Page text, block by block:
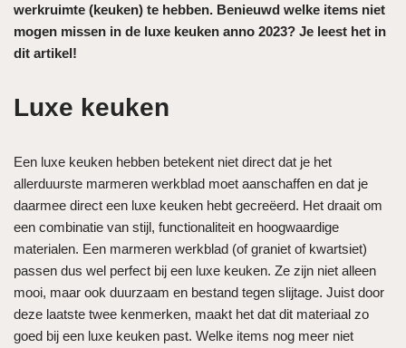
werkruimte (keuken) te hebben. Benieuwd welke items niet
mogen missen in de luxe keuken anno 2023? Je leest het in
dit artikel!
Luxe keuken
Een luxe keuken hebben betekent niet direct dat je het
allerduurste marmeren werkblad moet aanschaffen en dat je
daarmee direct een luxe keuken hebt gecreëerd. Het draait om
een combinatie van stijl, functionaliteit en hoogwaardige
materialen. Een marmeren werkblad (of graniet of kwartsiet)
passen dus wel perfect bij een luxe keuken. Ze zijn niet alleen
mooi, maar ook duurzaam en bestand tegen slijtage. Juist door
deze laatste twee kenmerken, maakt het dat dit materiaal zo
goed bij een luxe keuken past. Welke items nog meer niet